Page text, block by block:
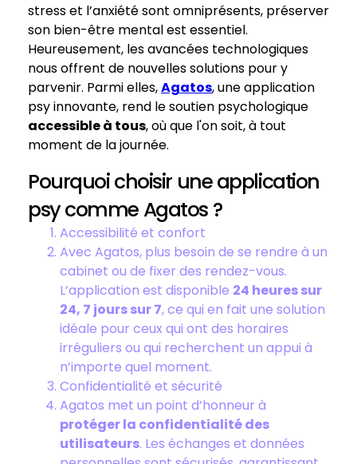
stress et l’anxiété sont omniprésents, préserver
son bien-être mental est essentiel.
Heureusement, les avancées technologiques
nous offrent de nouvelles solutions pour y
parvenir. Parmi elles,Agatos, une application
psy innovante, rend le soutien psychologique
accessible à tous, où que l'on soit, à tout
moment de la journée.
Pourquoi choisir une application
psy comme Agatos ?
Accessibilité et confort
Avec Agatos, plus besoin de se rendre à un
cabinet ou de fixer des rendez-vous.
L’application est disponible 24 heures sur
24, 7 jours sur 7, ce qui en fait une solution
idéale pour ceux qui ont des horaires
irréguliers ou qui recherchent un appui à
n’importe quel moment.
Confidentialité et sécurité
Agatos met un point d’honneur à
protéger la confidentialité des
utilisateurs. Les échanges et données